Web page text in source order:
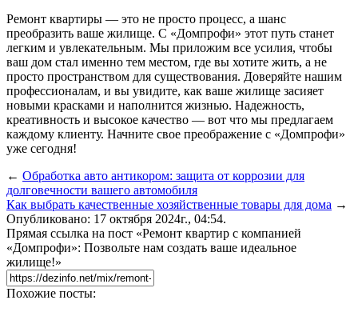
Ремонт квартиры — это не просто процесс, а шанс
преобразить ваше жилище. С «Домпрофи» этот путь станет
легким и увлекательным. Мы приложим все усилия, чтобы
ваш дом стал именно тем местом, где вы хотите жить, а не
просто пространством для существования. Доверяйте нашим
профессионалам, и вы увидите, как ваше жилище засияет
новыми красками и наполнится жизнью. Надежность,
креативность и высокое качество — вот что мы предлагаем
каждому клиенту. Начните свое преображение с «Домпрофи»
уже сегодня!
← Обработка авто антикором: защита от коррозии для
долговечности вашего автомобиля
Как выбрать качественные хозяйственные товары для дома →
Опубликовано: 17 октября 2024г., 04:54.
Прямая ссылка на пост «Ремонт квартир с компанией
«Домпрофи»: Позвольте нам создать ваше идеальное
жилище!»
Похожие посты: